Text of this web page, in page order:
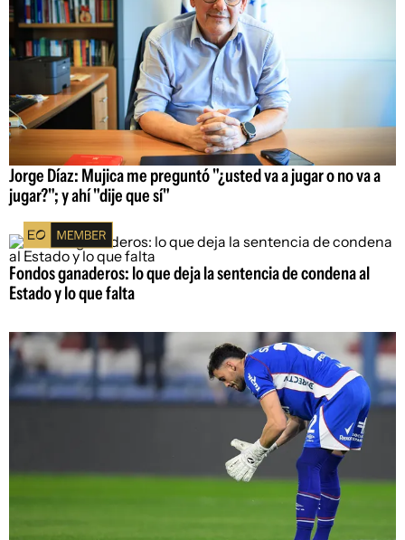
Jorge Díaz: Mujica me preguntó "¿usted va a jugar o no va a
jugar?"; y ahí "dije que sí"
Fondos ganaderos: lo que deja la sentencia de condena al
Estado y lo que falta